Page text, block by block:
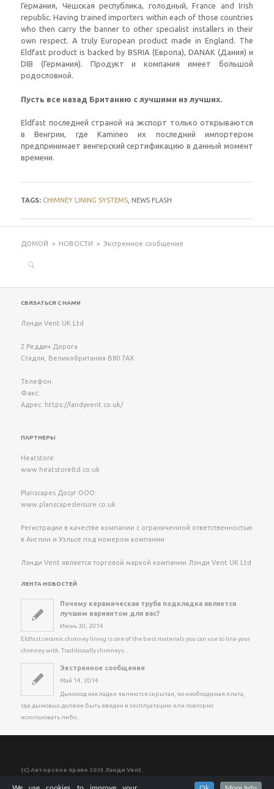
Германия, Чешская республика, голодный, France and Irish
republic.Having trained importers within each of those countries
who then carry the banner to other specialist installers in their
own respect. A truly European product made in England . The
Eldfast product is backed by BSRIA (Европа), DANAK (Дания) и
DIB (Германия). Продукт и компания имеет большой
родословной.
Пусть все назад Британию с лучшими из лучших.
Eldfast последней страной на экспорт только открываются
в Венгрии, где Kamineo их последний импортером
предпринимает венгерский сертификацию в данный момент
времени.
TAGS: CHIMNEY LINING SYSTEMS NEWS FLASH
ДОМОЙ » НОВОСТИ » Экстренное сообщение
Поиск:
СВЯЗАТЬСЯ С НАМИ
Лэнди Vent UK Ltd
2 Реддич Дорога
Стадли
Великобритания B80 7AX
Телефон:
Факс:
Адрес: https://landyvent.co.uk/
ПАРТНЕРЫ
Heatstore:
www.heatstoreltd.co.uk
Planscapes Досуг ООО:
www.planscapesleisure.co.uk
Регистрации в качестве компании с ограниченной ответственностью
в Англии и Уэльсе под номером компании:
Лэнди Vent является торговой маркой компании Лэнди Vent UK Ltd
ЛЕНТА НОВОСТЕЙ
Почему керамическая труба подкладка является
лучшим вариантом для вас?
Июнь 30, 2014
Eldfast ceramic chimney lining is one of the best materials you can use to line your
chimney with.Traditionally chimneys…
Экстренное сообщение
Май 14, 2014
Дымоход накладки являются скрытая, но необходимая плата,
где дымовых должен быть введен в эксплуатацию или повторно
использовать либо…
(С) Авторское право 2013 Лэнди Vent.